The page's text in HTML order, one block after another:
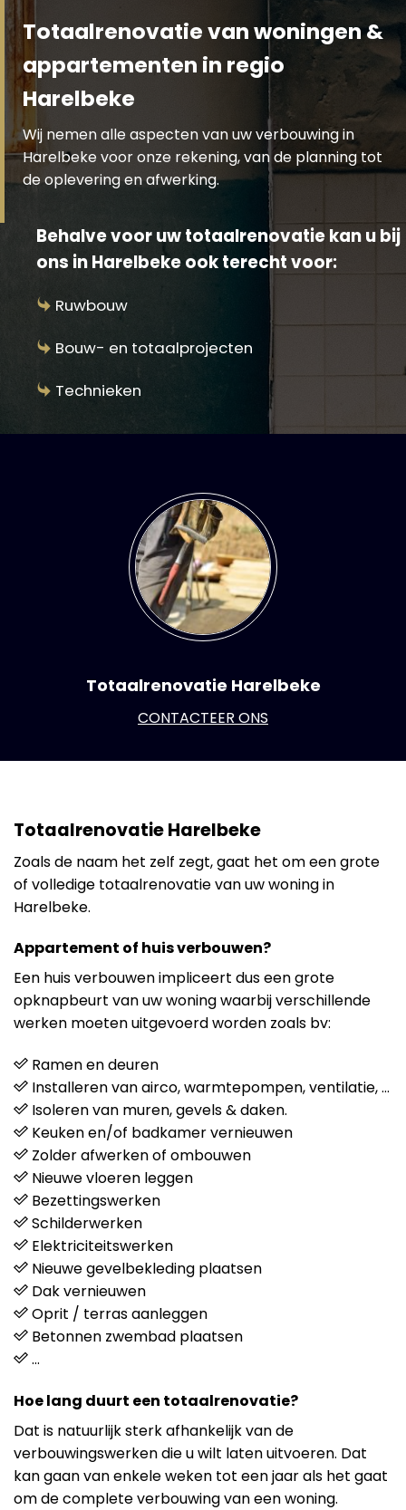
Totaalrenovatie van woningen &
appartementen in regio
Harelbeke
Wij nemen alle aspecten van uw verbouwing in
Harelbeke voor onze rekening, van de planning tot
de oplevering en afwerking.
Behalve voor uw totaalrenovatie kan u bij
ons in Harelbeke ook terecht voor:
Ruwbouw
Bouw- en totaalprojecten
Technieken
Totaalrenovatie Harelbeke
CONTACTEER ONS
Totaalrenovatie Harelbeke
Zoals de naam het zelf zegt, gaat het om een grote
of volledige totaalrenovatie van uw woning in
Harelbeke.
Appartement of huis verbouwen?
Een huis verbouwen impliceert dus een grote
opknapbeurt van uw woning waarbij verschillende
werken moeten uitgevoerd worden zoals bv:
Ramen en deuren
Installeren van airco, warmtepompen, ventilatie, …
Isoleren van muren, gevels & daken.
Keuken en/of badkamer vernieuwen
Zolder afwerken of ombouwen
Nieuwe vloeren leggen
Bezettingswerken
Schilderwerken
Elektriciteitswerken
Nieuwe gevelbekleding plaatsen
Dak vernieuwen
Oprit / terras aanleggen
Betonnen zwembad plaatsen
…
Hoe lang duurt een totaalrenovatie?
Dat is natuurlijk sterk afhankelijk van de
verbouwingswerken die u wilt laten uitvoeren. Dat
kan gaan van enkele weken tot een jaar als het gaat
om de complete verbouwing van een woning.